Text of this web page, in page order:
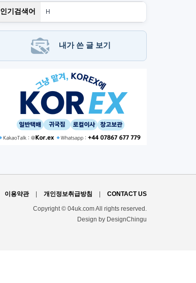
인기검색어
PT
H
스
뉴몰
art
내가 쓴 글 보기
이용약관 개인정보취급방침 CONTACT US
Copyright © 04uk.com All rights reserved.
Design by DesignChingu